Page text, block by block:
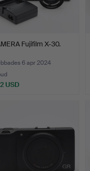
Fujifilm X-30.
6 apr 2024
USD